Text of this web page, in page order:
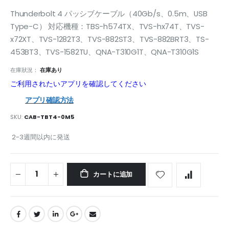
the
images
gallery
Thunderbolt 4 パッシブケーブル（40Gb/s、0.5m、USB
Type-C） 対応機種：TBS-h574TX、TVS-hx74T、TVS-
x72XT、TVS-1282T3、TVS-882ST3、TVS-882BRT3、TS-
453BT3、TVS-1582TU、QNA-T310G1T、QNA-T310G1S
在庫狀況： 在庫あり
ご利用されたいアプリを確認してください
アプリ確認方法
SKU CAB-TBT4-0M5
2-3週間以内に発送
カートに追加